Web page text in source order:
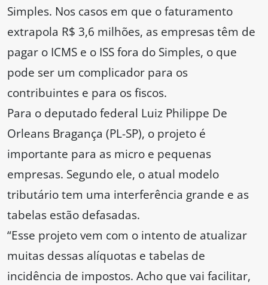
Simples. Nos casos em que o faturamento
extrapola R$ 3,6 milhões, as empresas têm de
pagar o ICMS e o ISS fora do Simples, o que
pode ser um complicador para os
contribuintes e para os fiscos.
Para o deputado federal Luiz Philippe De
Orleans Bragança (PL-SP), o projeto é
importante para as micro e pequenas
empresas. Segundo ele, o atual modelo
tributário tem uma interferência grande e as
tabelas estão defasadas.
“Esse projeto vem com o intento de atualizar
muitas dessas alíquotas e tabelas de
incidência de impostos. Acho que vai facilitar,